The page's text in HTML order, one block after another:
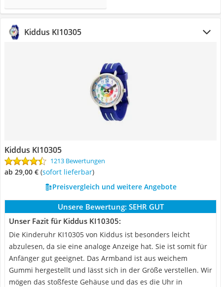
Kiddus KI10305
Kiddus KI10305
1213 Bewertungen
ab 29,00 € ( Sofort lieferbar)
Preisvergleich und weitere Angebote
Unsere Bewertung: SEHR GUT
Unser Fazit für Kiddus KI10305:
Die Kinderuhr KI10305 von Kiddus ist besonders leicht
abzulesen, da sie eine analoge Anzeige hat. Sie ist somit für
Anfänger gut geeignet. Das Armband ist aus weichem
Gummi hergestellt und lässt sich in der Größe verstellen. Wir
mögen das stoßfeste Gehäuse und das es die Uhr in